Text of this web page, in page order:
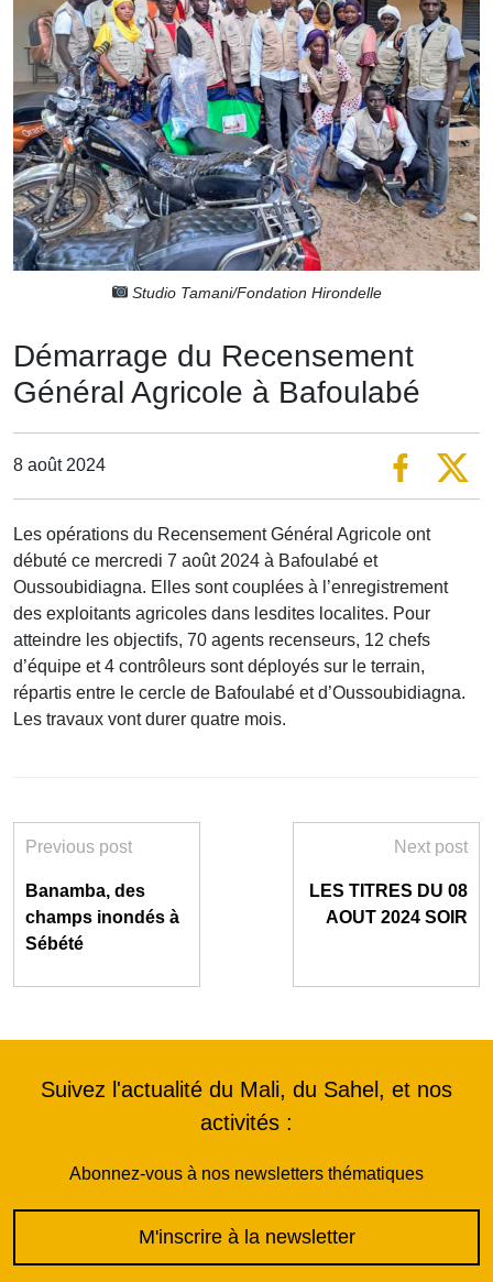
Studio Tamani/Fondation Hirondelle
Démarrage du Recensement
Général Agricole à Bafoulabé
8 août 2024
Les opérations du Recensement Général Agricole ont
débuté ce mercredi 7 août 2024 à Bafoulabé et
Oussoubidiagna. Elles sont couplées à l’enregistrement
des exploitants agricoles dans lesdites localites. Pour
atteindre les objectifs, 70 agents recenseurs, 12 chefs
d’équipe et 4 contrôleurs sont déployés sur le terrain,
répartis entre le cercle de Bafoulabé et d’Oussoubidiagna.
Les travaux vont durer quatre mois.
Previous post
Banamba, des
champs inondés à
Sébété
Next post
LES TITRES DU 08
AOUT 2024 SOIR
Suivez l'actualité du Mali, du Sahel, et nos
activités :
Abonnez-vous à nos newsletters thématiques
M'inscrire à la newsletter